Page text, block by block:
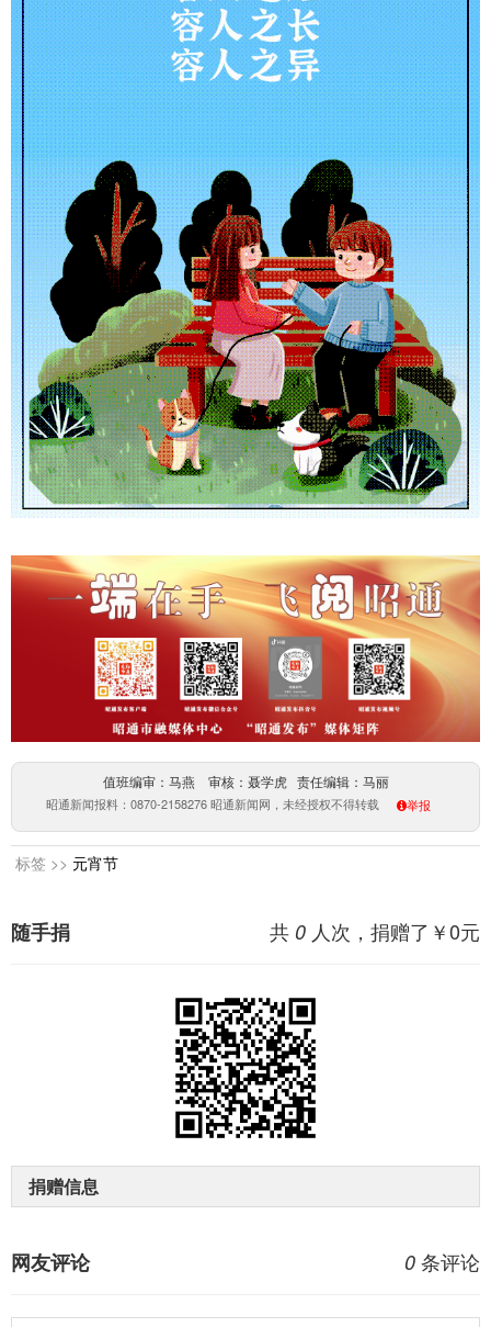
值班编审：马燕 审核：聂学虎 责任编辑：马丽
昭通新闻报料：0870-2158276 昭通新闻网，未经授权不得转载 举报
标签 >> 元宵节
共 0 人次，捐赠了￥0元
随手捐
捐赠信息
0 条评论
网友评论